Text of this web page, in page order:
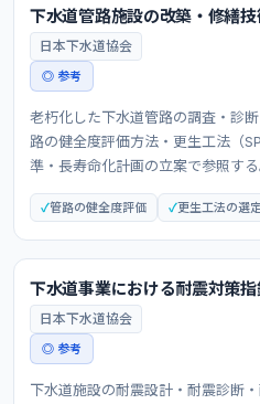
下水道管路施設の改築・修繕
日本下水道協会
◎ 参考
老朽化した下水道管路の調査・診
路の健全度評価方法・更生工法（
準・長寿命化計画の立案で参照する
管路の健全度評価 更生工法の選定
下水道事業における耐震対策
日本下水道協会
◎ 参考
下水道施設の耐震設計・耐震診断